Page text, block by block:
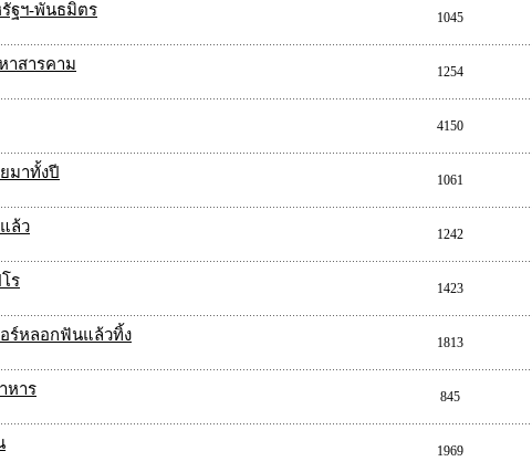
ฐฯ-พันธมิตร 1045
าสารคาม 1254
4150
มาทั้งปี 1061
ล้ว 1242
ร 1423
ร์หลอกฟันแล้วทิ้ง 1813
หาร 845
1969